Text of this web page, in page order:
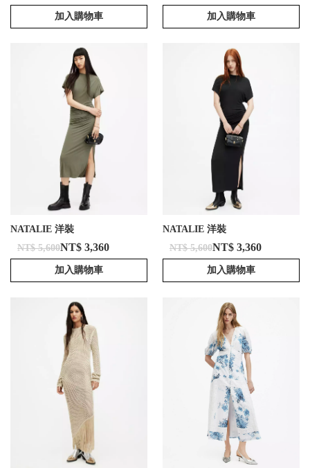
加入購物車 加入購物車
NATALIE 洋裝
NT$ 5,600NT$ 3,360
加入購物車
NATALIE 洋裝
NT$ 5,600NT$ 3,360
加入購物車